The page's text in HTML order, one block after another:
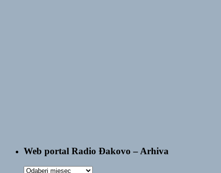
Web portal Radio Đakovo – Arhiva
Web